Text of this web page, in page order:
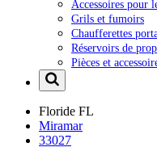
Accessoires pour
Grils et fumoirs
Chaufferettes
Réservoirs de
Pièces et
Floride FL
Miramar
33027